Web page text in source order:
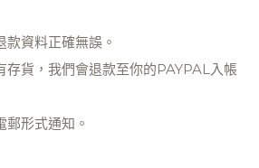
資料正確無誤。
存貨，我們會退款至你的PAYPAL入帳
郵形式通知。